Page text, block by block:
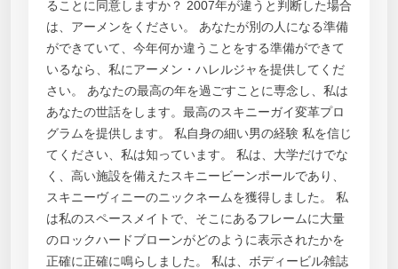
ることに同意しますか？ 2007年が違うと判断した場合
は、アーメンをください。 あなたが別の人になる準備
ができていて、今年何か違うことをする準備ができて
いるなら、私にアーメン・ハレルジャを提供してくだ
さい。 あなたの最高の年を過ごすことに専念し、私は
あなたの世話をします。最高のスキニーガイ変革プロ
グラムを提供します。 私自身の細い男の経験 私を信じ
てください、私は知っています。 私は、大学だけでな
く、高い施設を備えたスキニービーンポールであり、
スキニーヴィニーのニックネームを獲得しました。 私
は私のスペースメイトで、そこにあるフレームに大量
のロックハードブローンがどのように表示されたかを
正確に正確に鳴らしました。 私は、ボディービル雑誌